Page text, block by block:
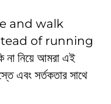
and walk
of running
নিয়ে আমরা এই
এবং সর্তকতার সাথে